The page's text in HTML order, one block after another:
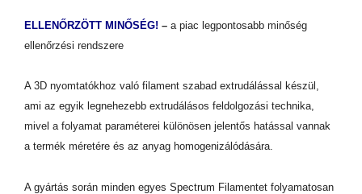
ELLENŐRZÖTT MINŐSÉG! – a piac legpontosabb minőség
ellenőrzési rendszere
A 3D nyomtatókhoz való filament szabad extrudálással készül,
ami az egyik legnehezebb extrudálásos feldolgozási technika,
mivel a folyamat paraméterei különösen jelentős hatással vannak
a termék méretére és az anyag homogenizálódására.
A gyártás során minden egyes Spectrum Filamentet folyamatosan